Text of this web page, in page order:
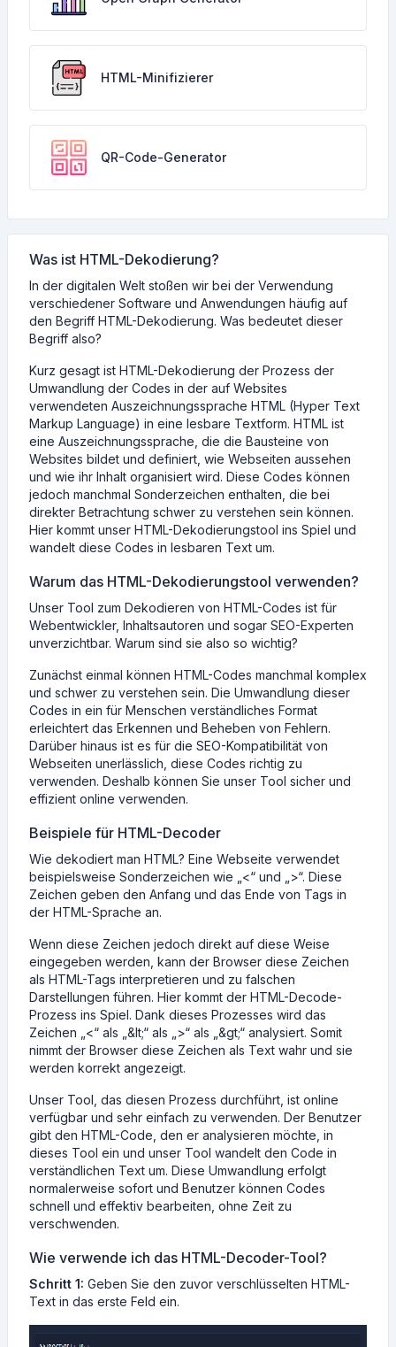
HTML-Minifizierer
QR-Code-Generator
Was ist HTML-Dekodierung?
In der digitalen Welt stoßen wir bei der Verwendung
verschiedener Software und Anwendungen häufig auf
den Begriff HTML-Dekodierung. Was bedeutet dieser
Begriff also?
Kurz gesagt ist HTML-Dekodierung der Prozess der
Umwandlung der Codes in der auf Websites
verwendeten Auszeichnungssprache HTML (Hyper Text
Markup Language) in eine lesbare Textform. HTML ist
eine Auszeichnungssprache, die die Bausteine ​​von
Websites bildet und definiert, wie Webseiten aussehen
und wie ihr Inhalt organisiert wird. Diese Codes können
jedoch manchmal Sonderzeichen enthalten, die bei
direkter Betrachtung schwer zu verstehen sein können.
Hier kommt unser HTML-Dekodierungstool ins Spiel und
wandelt diese Codes in lesbaren Text um.
Warum das HTML-Dekodierungstool verwenden?
Unser Tool zum Dekodieren von HTML-Codes ist für
Webentwickler, Inhaltsautoren und sogar SEO-Experten
unverzichtbar. Warum sind sie also so wichtig?
Zunächst einmal können HTML-Codes manchmal komplex
und schwer zu verstehen sein. Die Umwandlung dieser
Codes in ein für Menschen verständliches Format
erleichtert das Erkennen und Beheben von Fehlern.
Darüber hinaus ist es für die SEO-Kompatibilität von
Webseiten unerlässlich, diese Codes richtig zu
verwenden. Deshalb können Sie unser Tool sicher und
effizient online verwenden.
Beispiele für HTML-Decoder
Wie dekodiert man HTML? Eine Webseite verwendet
beispielsweise Sonderzeichen wie „<“ und „>“. Diese
Zeichen geben den Anfang und das Ende von Tags in
der HTML-Sprache an.
Wenn diese Zeichen jedoch direkt auf diese Weise
eingegeben werden, kann der Browser diese Zeichen
als HTML-Tags interpretieren und zu falschen
Darstellungen führen. Hier kommt der HTML-Decode-
Prozess ins Spiel. Dank dieses Prozesses wird das
Zeichen „<“ als „&lt;“ als „>“ als „&gt;“ analysiert. Somit
nimmt der Browser diese Zeichen als Text wahr und sie
werden korrekt angezeigt.
Unser Tool, das diesen Prozess durchführt, ist online
verfügbar und sehr einfach zu verwenden. Der Benutzer
gibt den HTML-Code, den er analysieren möchte, in
dieses Tool ein und unser Tool wandelt den Code in
verständlichen Text um. Diese Umwandlung erfolgt
normalerweise sofort und Benutzer können Codes
schnell und effektiv bearbeiten, ohne Zeit zu
verschwenden.
Wie verwende ich das HTML-Decoder-Tool?
Schritt 1: Geben Sie den zuvor verschlüsselten HTML-
Text in das erste Feld ein.